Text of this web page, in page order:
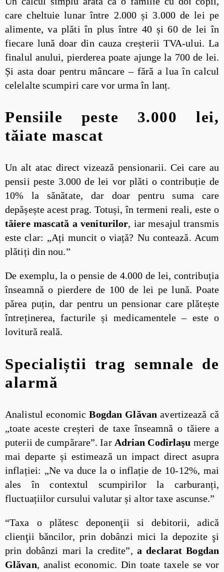
care cheltuie lunar între 2.000 și 3.000 de lei pe
alimente, va plăti în plus între 40 și 60 de lei în
fiecare lună doar din cauza creșterii TVA-ului. La
finalul anului, pierderea poate ajunge la 700 de lei.
Și asta doar pentru mâncare – fără a lua în calcul
celelalte scumpiri care vor urma în lanț.
Pensiile peste 3.000 lei,
tăiate mascat
Un alt atac direct vizează pensionarii. Cei care au
pensii peste 3.000 de lei vor plăti o contribuție de
10% la sănătate, dar doar pentru suma care
depășește acest prag. Totuși, în termeni reali, este o
tăiere mascată a veniturilor, iar mesajul transmis
este clar: „Ați muncit o viață? Nu contează. Acum
plătiți din nou.”
De exemplu, la o pensie de 4.000 de lei, contribuția
înseamnă o pierdere de 100 de lei pe lună. Poate
părea puțin, dar pentru un pensionar care plătește
întreținerea, facturile și medicamentele – este o
lovitură reală.
Specialiștii trag semnale de
alarmă
Analistul economicBogdan Glăvan avertizează că
„toate aceste creșteri de taxe înseamnă o tăiere a
puterii de cumpărare”. Iar Adrian Codîrlaşu merge
mai departe și estimează un impact direct asupra
inflației: „Ne va duce la o inflație de 10-12%, mai
ales în contextul scumpirilor la carburanți,
fluctuațiilor cursului valutar și altor taxe ascunse.”
“Taxa o plătesc deponenţii si debitorii, adică
clienţii băncilor, prin dobânzi mici la depozite şi
prin dobânzi mari la credite”, a declarat Bogdan
Glăvan, analist economic. Din toate taxele se vor